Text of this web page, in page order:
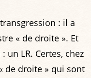
: il a
« de droite ». Et
un LR. Certes, chez
de droite » qui sont